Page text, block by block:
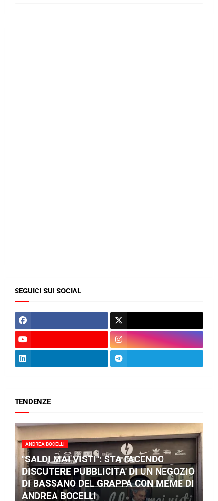
SEGUICI SUI SOCIAL
TENDENZE
ANDREA BOCELLI
"SALDI MAI VISTI": STA FACENDO
DISCUTERE PUBBLICITA' DI UN NEGOZIO
DI BASSANO DEL GRAPPA CON MEME DI
ANDREA BOCELLI